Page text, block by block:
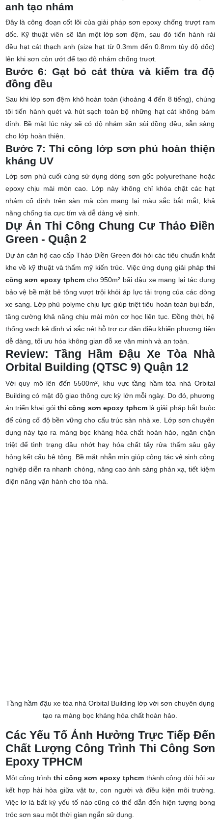
anh tạo nhám
Đây là công đoạn cốt lõi của giải pháp sơn epoxy chống trượt ram
dốc. Kỹ thuật viên sẽ lăn một lớp sơn đệm, sau đó tiến hành rải
đều hạt cát thạch anh (size hạt từ 0.3mm đến 0.8mm tùy độ dốc)
lên khi sơn còn ướt để tạo độ nhám chống trượt.
Bước 6: Gạt bỏ cát thừa và kiểm tra độ
đồng đều
Sau khi lớp sơn đệm khô hoàn toàn (khoảng 4 đến 8 tiếng), chúng
tôi tiến hành quét và hút sạch toàn bộ những hạt cát không bám
dính. Bề mặt lúc này sẽ có độ nhám sần sùi đồng đều, sẵn sàng
cho lớp hoàn thiện.
Bước 7: Thi công lớp sơn phủ hoàn thiện
kháng UV
Lớp sơn phủ cuối cùng sử dụng dòng sơn gốc polyurethane hoặc
epoxy chịu mài mòn cao. Lớp này không chỉ khóa chặt các hạt
nhám cố định trên sàn mà còn mang lại màu sắc bắt mắt, khả
năng chống tia cực tím và dễ dàng vệ sinh.
Dự Án Thi Công Chung Cư Thảo Điền
Green - Quận 2
Dự án căn hộ cao cấp Thảo Điền Green đòi hỏi các tiêu chuẩn khắt
khe về kỹ thuật và thẩm mỹ kiến trúc. Việc ứng dụng giải pháp thi
công sơn epoxy tphcmcho 950m² bãi đậu xe mang lại tác dụng
bảo vệ bề mặt bê tông vượt trội khỏi áp lực tải trọng của các dòng
xe sang. Lớp phủ polyme chịu lực giúp triệt tiêu hoàn toàn bụi bẩn,
tăng cường khả năng chịu mài mòn cơ học liên tục. Đồng thời, hệ
thống vạch kẻ định vị sắc nét hỗ trợ cư dân điều khiển phương tiện
dễ dàng, tối ưu hóa không gian đỗ xe văn minh và an toàn.
Review: Tầng Hầm Đậu Xe Tòa Nhà
Orbital Building (QTSC 9) Quận 12
Với quy mô lên đến 5500m², khu vực tầng hầm tòa nhà Orbital
Building có mật độ giao thông cực kỳ lớn mỗi ngày. Do đó, phương
án triển khai góithi công sơn epoxy tphcmlà giải pháp bắt buộc
để củng cố độ bền vững cho cấu trúc sàn nhà xe. Lớp sơn chuyên
dụng này tạo ra màng bọc kháng hóa chất hoàn hảo, ngăn chặn
triệt để tình trạng dầu nhớt hay hóa chất tẩy rửa thấm sâu gây
hỏng kết cấu bê tông. Bề mặt nhẵn mịn giúp công tác vệ sinh công
nghiệp diễn ra nhanh chóng, nâng cao ánh sáng phản xạ, tiết kiệm
điện năng vận hành cho tòa nhà.
Tầng hầm đậu xe tòa nhà Orbital Building lớp với sơn chuyên dụng
tạo ra màng bọc kháng hóa chất hoàn hảo.
Các Yếu Tố Ảnh Hưởng Trực Tiếp Đến
Chất Lượng Công Trình Thi Công Sơn
Epoxy TPHCM
Một công trình thi công sơn epoxy tphcmthành công đòi hỏi sự
kết hợp hài hòa giữa vật tư, con người và điều kiện môi trường.
Việc lơ là bất kỳ yếu tố nào cũng có thể dẫn đến hiện tượng bong
tróc sơn sau một thời gian ngắn sử dụng.